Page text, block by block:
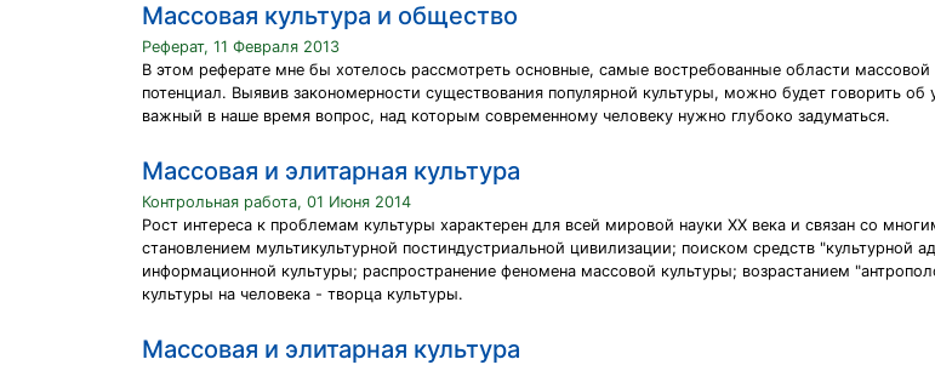
Массовая культура и общество
Реферат, 11 Февраля 2013
В этом реферате мне бы хотелось рассмотреть основные, самые востребованные области
потенциал. Выявив закономерности существования популярной культуры, можно будет говорить
важный в наше время вопрос, над которым современному человеку нужно глубоко задуматься.
Массовая и элитарная культура
Контрольная работа, 01 Июня 2014
Рост интереса к проблемам культуры характерен для всей мировой науки XX века и связан со
становлением мультикультурной постиндустриальной цивилизации; поиском средств "культурной
информационной культуры; распространение феномена массовой культуры; возрастанием
культуры на человека - творца культуры.
Массовая и элитарная культура